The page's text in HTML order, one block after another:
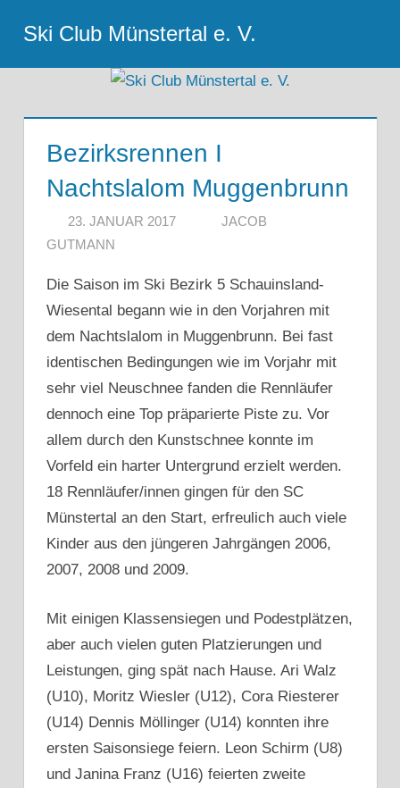
Inhalt
springen
Ski Club Münstertal e. V.
Bezirksrennen I
Nachtslalom Muggenbrunn
23. JANUAR 2017
JACOB
GUTMANN
Die Saison im Ski Bezirk 5 Schauinsland-
Wiesental begann wie in den Vorjahren mit
dem Nachtslalom in Muggenbrunn. Bei fast
identischen Bedingungen wie im Vorjahr mit
sehr viel Neuschnee fanden die Rennläufer
dennoch eine Top präparierte Piste zu. Vor
allem durch den Kunstschnee konnte im
Vorfeld ein harter Untergrund erzielt werden.
18 Rennläufer/innen gingen für den SC
Münstertal an den Start, erfreulich auch viele
Kinder aus den jüngeren Jahrgängen 2006,
2007, 2008 und 2009.
Mit einigen Klassensiegen und Podestplätzen,
aber auch vielen guten Platzierungen und
Leistungen, ging spät nach Hause. Ari Walz
(U10), Moritz Wiesler (U12), Cora Riesterer
(U14) Dennis Möllinger (U14) konnten ihre
ersten Saisonsiege feiern. Leon Schirm (U8)
und Janina Franz (U16) feierten zweite